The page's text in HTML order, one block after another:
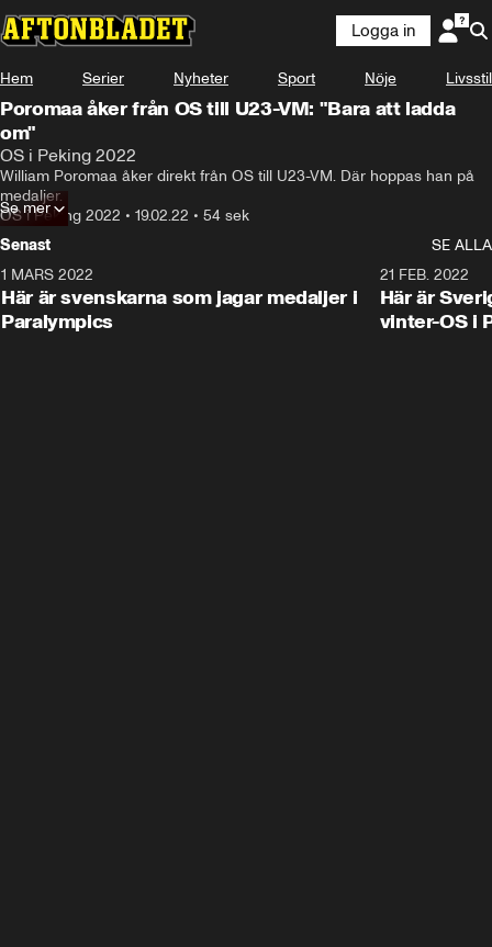
Logga in
Hem Serier Nyheter Sport Nöje Livsstil
Poromaa åker från OS till U23-VM: "Bara att ladda
om"
OS i Peking 2022
William Poromaa åker direkt från OS till U23-VM. Där hoppas han på
medaljer.
OS i Peking 2022 • 19.02.22 • 54 sek
Se mer
Senast
SE ALLA
1 MARS 2022
Här är svenskarna som jagar medaljer i
Paralympics
21 FEB. 2022
Här är
vinter-OS i